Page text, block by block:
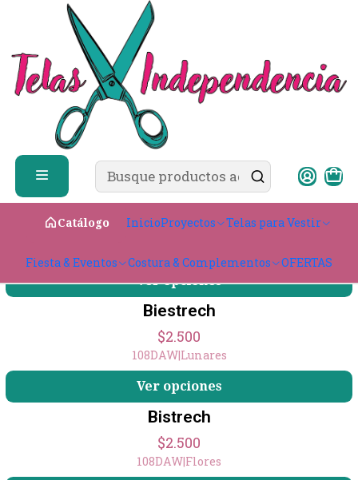
Catálogo InicioProyectos Telas para Vestir
Fiesta & Eventos Costura & Complementos OFERTAS
✨ ¿Cómo comprar?
Telas para Vestir
Bistrech
Bistrech
Filtros
Bistrech Sublimado
$3.000
Ver opciones
Biestrech
$2.500
108DAW|Lunares
Ver opciones
Bistrech
$2.500
108DAW|Flores